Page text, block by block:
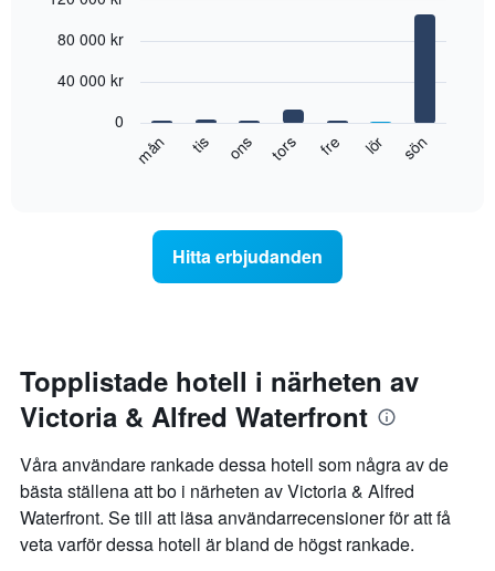
visar
Diagrammet
chart
axel
som
visar
veckodagarna.
Diagrammet
har
1
Y-
axel
graphic.
mån tis ons tors fre lör sön
0
40 000 kr
80 000 kr
Hitta erbjudanden
Topplistade hotell i närheten av
Victoria & Alfred Waterfront
Våra användare rankade dessa hotell som några av de
bästa ställena att bo i närheten av Victoria & Alfred
Waterfront. Se till att läsa användarrecensioner för att få
veta varför dessa hotell är bland de högst rankade.